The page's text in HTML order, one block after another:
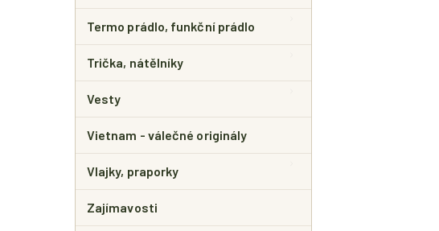
Termo prádlo, funkční prádlo
Trička, nátělníky
Vesty
Vietnam - válečné originály
Vlajky, praporky
Zajímavosti